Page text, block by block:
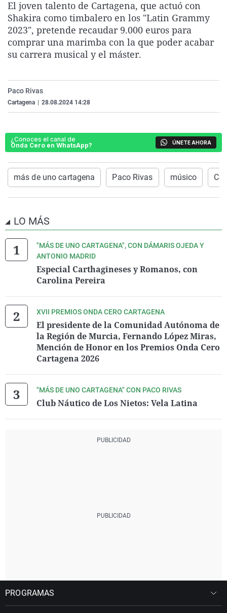
La rosa de los vientos
Gente viajera
Como el perro y el
Caso
Retornados
Equipo de
Extremadura
Galicia
La Rioja
País Vasco
Virales
Televisión
Elecciones
El joven talento de Cartagena, que actuó con
Shakira como timbalero en los "Latin Grammy
2023", pretende recaudar 9.000 euros para
comprar una marimba con la que poder acabar
su carrera musical y el máster.
Paco Rivas
Cartagena 28.08.2024 14:28
¿Conoces el canal de
Onda Cero en WhatsApp?
ÚNETE AHORA
más de uno cartagena Paco Rivas músico
LO MÁS
"MÁS DE UNO CARTAGENA", CON DÁMARIS OJEDA Y
ANTONIO MADRID
Especial Carthagineses y Romanos, con
Carolina Pereira
XVII PREMIOS ONDA CERO CARTAGENA
El presidente de la Comunidad Autónoma de
la Región de Murcia, Fernando López Miras,
Mención de Honor en los Premios Onda Cero
Cartagena 2026
"MÁS DE UNO CARTAGENA" CON PACO RIVAS
Club Náutico de Los Nietos: Vela Latina
PROGRAMAS